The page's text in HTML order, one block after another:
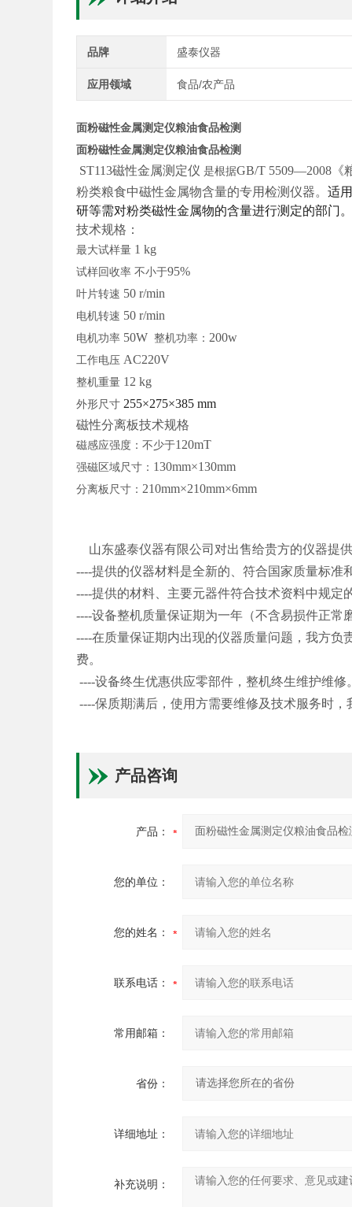
品牌 盛泰仪器
应用领域 食品/农产品
面粉磁性金属测定仪粮油食品检测
面粉磁性金属测定仪粮油食品检测
ST113磁性金属测定仪 是根据GB/T 5509—2008《
粉类粮食中磁性金属物含量的专用检测仪器。适
研等需对粉类磁性金属物的含量进行测定的部门
技术规格：
最大试样量 1 kg
试样回收率 不小于95%
叶片转速 50 r/min
电机转速 50 r/min
电机功率 50W 整机功率：200w
工作电压 AC220V
整机重量 12 kg
外形尺寸 255×275×385 mm
磁性分离板技术规格
磁感应强度：不少于120mT
强磁区域尺寸： 130mm×130mm
分离板尺寸：210mm×210mm×6mm
山东盛泰仪器有限公司对出售给贵方的仪器提
----提供的仪器材料是全新的、符合国家质量标准
----提供的材料、主要元器件符合技术资料中规定
----设备整机质量保证期为一年（不含易损件正常
----在质量保证期内出现的仪器质量问题，我方
费。
----设备终生优惠供应零部件，整机终生维护维修
----保质期满后，使用方需要维修及技术服务时，
产品咨询
产品：
您的单位：
您的姓名：
联系电话：
常用邮箱：
省份：
详细地址：
补充说明：